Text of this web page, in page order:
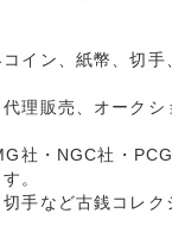
イン、紙幣、切手
理販売、オークシ
社・NGC社・
。
手など古銭コレク